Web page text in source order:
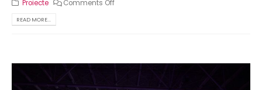
Proiecte Comments Off
READ MORE...